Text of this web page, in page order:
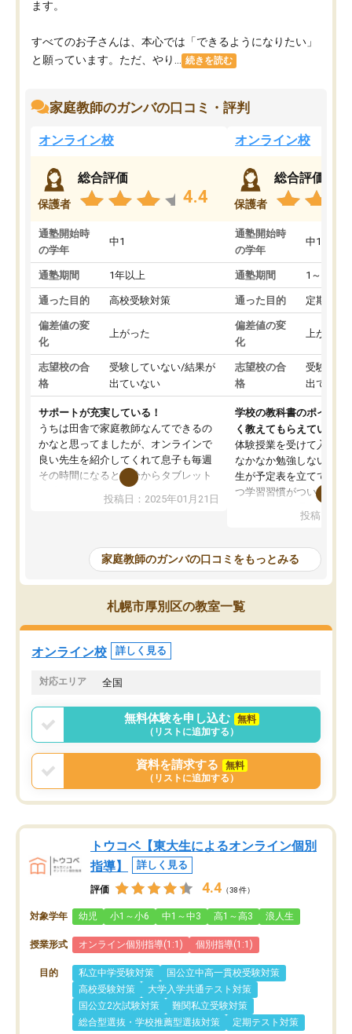
ます。
すべてのお子さんは、本心では「できるようになりたい」
と願っています。ただ、やり...
続きを読む
家庭教師のガンバの口コミ・評判
オンライン校
保護者
総合評価
4.4
通塾開始時
の学年
中1
通塾期間 1年以上
通った目的 高校受験対策
偏差値の変
化
上がった
志望校の合
格
受験していない/結果が
出ていない
サポートが充実している！
うちは田舎で家庭教師なんてできるの
かなと思ってましたが、オンラインで
良い先生を紹介してくれて息子も毎週
その時間になると自分からタブレット
を開いてzoomを繋げるようになりまし
た！5科目なんでもOKなのもとても気
めて1年ほどだった今では平均点以上の
科目が増えてきました！あと1年受験ま
であるので無料の週末教室を使用しな
がら頑張って欲しいと思います！
投稿日：2025年01月21日
オンライン校
保護者
総合評価
通塾開始時
の学年
中1
通塾期間 1～3ヵ月
通った目的 定期テス
偏差値の変
化
上がった
志望校の合
格
受験して
出ていな
学校の教科書のポイント
く教えてもらえている
体験授業を受けて入塾し
なかなか勉強しない息子
生が予定表を立ててくれ
つ学習習慣がついてきま
指導が無い日も予定表
問できるのでとても助か
投稿日：
家庭教師のガンバの口コミをもっとみる
札幌市厚別区の教室一覧
オンライン校 詳しく見る
対応エリア 全国
無料体験を申し込む
無料
（リストに追加する）
資料を請求する
無料
（リストに追加する）
トウコベ【東大生によるオンライン個別
指導】
詳しく見る
評価 4.4 （38件）
対象学年 幼児 小1～小6 中1～中3 高1～高3 浪人生
授業形式 オンライン個別指導(1:1) 個別指導(1:1)
目的 私立中学受験対策
国公立中高一貫校受験対策
高校受験対策
大学入学共通テスト対策
国公立2次試験対策
難関私立受験対策
総合型選抜・学校推薦型選抜対策
定期テスト対策